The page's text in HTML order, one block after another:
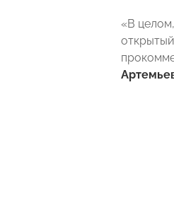
«В